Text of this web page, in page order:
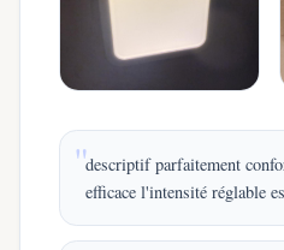
descriptif parfaitement
efficace l'intensité réglable